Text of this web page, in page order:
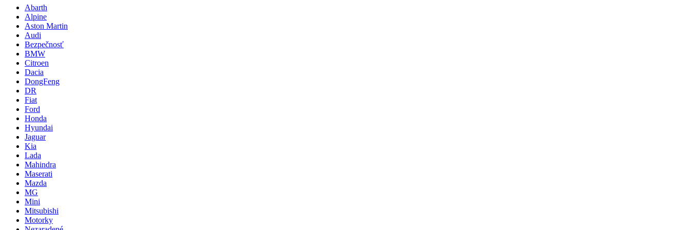
Abarth
Alpine
Aston Martin
Audi
Bezpečnosť
BMW
Citroen
Dacia
DongFeng
DR
Fiat
Ford
Honda
Hyundai
Jaguar
Kia
Lada
Mahindra
Maserati
Mazda
MG
Mini
Mitsubishi
Motorky